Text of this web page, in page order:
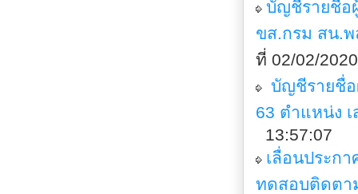
บัญชีรายชื่อ
ขส.กรม สน.
ที่ 02/02/
บัญชีรายชื่อ
63 ตำแหน่ง
13:57:07
เลื่อนประก
ทดสอบติดตา